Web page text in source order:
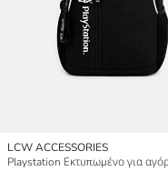
LCW ACCESSORIES